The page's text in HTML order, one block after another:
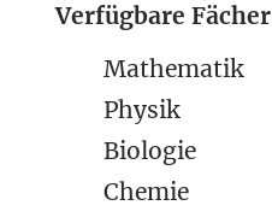
Verfügbare Fächer
Mathematik
Physik
Biologie
Chemie